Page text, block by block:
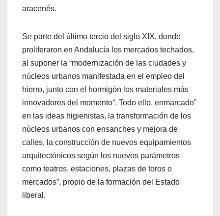
aracenés.
Se parte del último tercio del siglo XIX, donde
proliferaron en Andalucía los mercados techados,
al suponer la “modernización de las ciudades y
núcleos urbanos manifestada en el empleo del
hierro, junto con el hormigón los materiales más
innovadores del momento”. Todo ello, enmarcado”
en las ideas higienistas, la transformación de los
núcleos urbanos con ensanches y mejora de
calles, la construcción de nuevos equipamientos
arquitectónicos según los nuevos parámetros
como teatros, estaciones, plazas de toros o
mercados”, propio de la formación del Estado
liberal.